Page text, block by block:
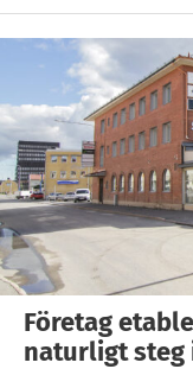
Företag
naturligt steg